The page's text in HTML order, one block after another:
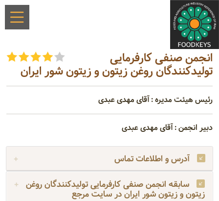
انجمن صنفی کارفرمایی
تولیدکنندگان روغن زیتون و زیتون شور ایران
رئیس هیئت مدیره : آقای مهدی عبدی
دبیر انجمن : آقای مهدی عبدی
آدرس و اطلاعات تماس
سابقه انجمن صنفی کارفرمایی تولیدکنندگان روغن
زیتون و زیتون شور ایران در سایت مرجع